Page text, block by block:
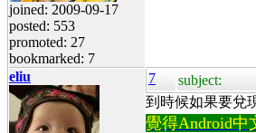
joined: 2009-09-17
posted: 553
promoted: 27
bookmarked: 7
eliu 7 subject:
到時候如果要兌
覺得Android中